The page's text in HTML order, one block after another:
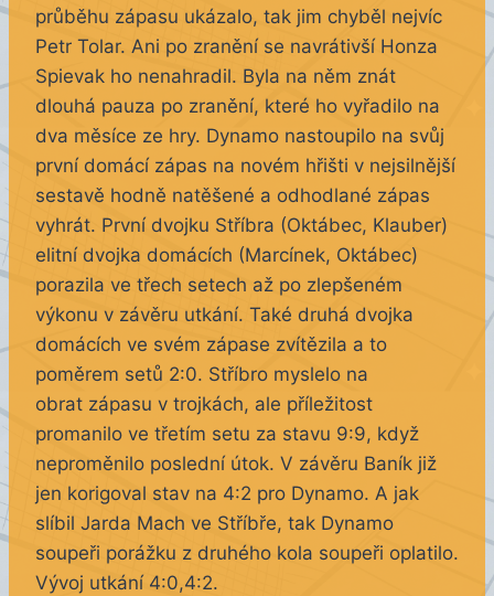
průběhu zápasu ukázalo, tak jim chyběl nejvíc
Petr Tolar. Ani po zranění se navrátivší Honza
Spievak ho nenahradil. Byla na něm znát
dlouhá pauza po zranění, které ho vyřadilo na
dva měsíce ze hry. Dynamo nastoupilo na svůj
první domácí zápas na novém hřišti v nejsilnější
sestavě hodně natěšené a odhodlané zápas
vyhrát. První dvojku Stříbra (Oktábec, Klauber)
elitní dvojka domácích (Marcínek, Oktábec)
porazila ve třech setech až po zlepšeném
výkonu v závěru utkání. Také druhá dvojka
domácích ve svém zápase zvítězila a to
poměrem setů 2:0. Stříbro myslelo na
obrat zápasu v trojkách, ale příležitost
promanilo ve třetím setu za stavu 9:9, když
neproměnilo poslední útok. V závěru Baník již
jen korigoval stav na 4:2 pro Dynamo. A jak
slíbil Jarda Mach ve Stříbře, tak Dynamo
soupeři porážku z druhého kola soupeři oplatilo.
Vývoj utkání 4:0,4:2.